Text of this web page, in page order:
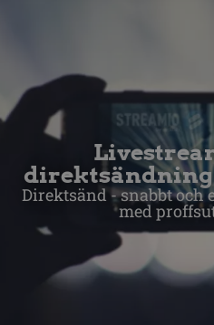
direktsändning
Direktsänd - snabbt och
med